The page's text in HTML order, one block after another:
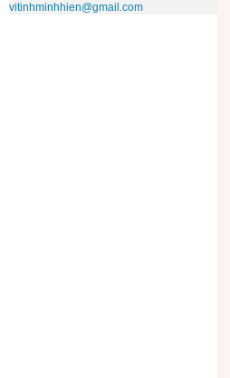
vitinhminhhien@gmail.com